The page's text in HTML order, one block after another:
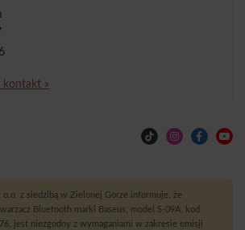
kontakt »
o.o. z siedzibą w Zielonej Górze informuje, że
Bluetooth marki Baseus, model S-09A, kod
jest niezgodny z wymaganiami w zakresie emisji